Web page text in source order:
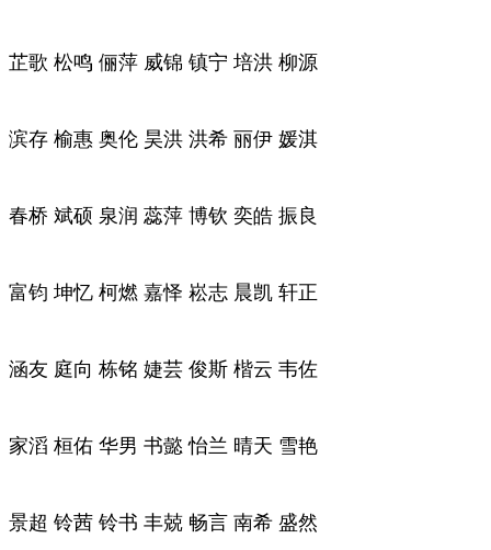
芷歌 松鸣 俪萍 威锦 镇宁 培洪 柳源
滨存 榆惠 奥伦 昊洪 洪希 丽伊 媛淇
春桥 斌硕 泉润 蕊萍 博钦 奕皓 振良
富钧 坤忆 柯燃 嘉怿 崧志 晨凯 轩正
涵友 庭向 栋铭 婕芸 俊斯 楷云 韦佐
家滔 桓佑 华男 书懿 怡兰 晴天 雪艳
景超 铃茜 铃书 丰兢 畅言 南希 盛然